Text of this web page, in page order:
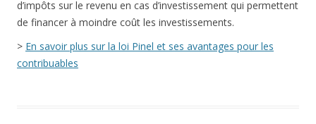
d’impôts sur le revenu en cas d’investissement qui permettent
de financer à moindre coût les investissements.
> En savoir plus sur la loi Pinel et ses avantages pour les
contribuables